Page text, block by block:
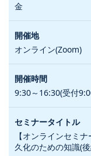
金
オンライン(Zoom)
9:30～16:30(受付
【オンラインセミ
久化のための知識(